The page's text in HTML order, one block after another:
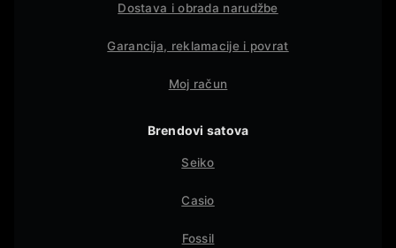
Dostava i obrada narudžbe
Garancija, reklamacije i povrat
Moj račun
Brendovi satova
Seiko
Casio
Fossil